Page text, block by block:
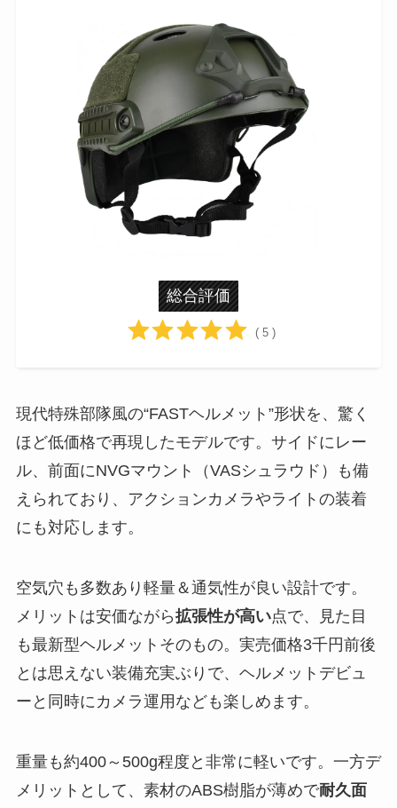
総合評価
( 5 )
現代特殊部隊風の“FASTヘルメット”形状を、驚く
ほど低価格で再現したモデルです。サイドにレー
ル、前面にNVGマウント（VASシュラウド）も備
えられており、アクションカメラやライトの装着
にも対応します​。
空気穴も多数あり軽量＆通気性が良い設計です​。
メリットは安価ながら拡張性が高い点で、見た目
も最新型ヘルメットそのもの。実売価格3千円前後
とは思えない装備充実ぶりで、ヘルメットデビュ
ーと同時にカメラ運用なども楽しめます。
重量も約400～500g程度と非常に軽いです。一方デ
メリットとして、素材のABS樹脂が薄めで耐久面